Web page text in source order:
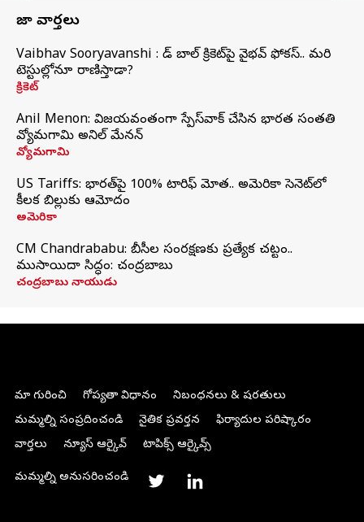
తాజా వార్తలు
Vaibhav Sooryavanshi : రెడ్ బాల్ క్రికెట్‌పై వైభవ్ ఫోకస్.. మరి
టెస్టుల్లోనూ రాణిస్తాడా?
క్రికెట్
Anil Menon: విజయవంతంగా స్పేస్‌వాక్‌ చేసిన భారత సంతతి
వ్యోమగామి అనిల్‌ మేనన్
వ్యోమగామి
US Tariffs: భారత్‌పై 100% టారిఫ్‌ మోత.. అమెరికా సెనెట్‌లో
కీలక బిల్లుకు ఆమోదం
అమెరికా
CM Chandrababu: బీసీల సంరక్షణకు ప్రత్యేక చట్టం..
ముసాయిదా సిద్ధం: చంద్రబాబు
చంద్రబాబు నాయుడు
మా గురించి గోప్యతా విధానం
నిబంధనలు & షరతులు
మమ్మల్ని సంప్రదించండి
నైతిక ప్రవర్తన
ఫిర్యాదుల పరిష్కారం
వార్తలు
న్యూస్ ఆర్కైవ్ టాపిక్స్ ఆర్కైవ్స్
మమ్మల్ని అనుసరించండి